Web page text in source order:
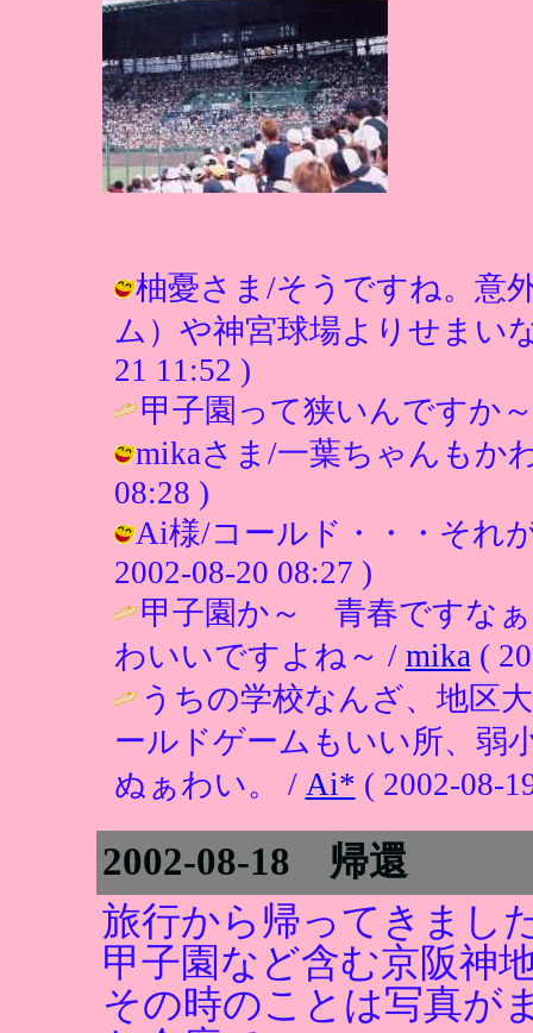
柚憂さま/そうですね。意
ム）や神宮球場よりせまい
21 11:52 )
甲子園って狭いんですか
mikaさま/一葉ちゃんもか
08:28 )
Ai様/コールド・・・それ
2002-08-20 08:27 )
甲子園か～ 青春です
わいいですよね～ / mika (
うちの学校なんざ、地区
ールドゲームもいい所、弱
ぬぁわい。 / Ai* ( 2002-08-
2002-08-18 帰還
旅行から帰ってきまし
甲子園など含む京阪神
その時のことは写真が